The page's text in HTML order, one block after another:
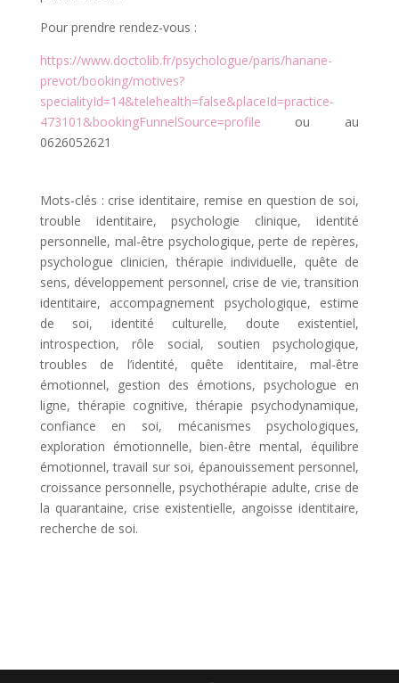
Pour prendre rendez-vous :
https://www.doctolib.fr/psychologue/paris/hanane-
prevot/booking/motives?
specialityId=14&telehealth=false&placeId=practice-
473101&bookingFunnelSource=profile ou au
0626052621
Mots-clés : crise identitaire, remise en question de soi,
trouble identitaire, psychologie clinique, identité
personnelle, mal-être psychologique, perte de repères,
psychologue clinicien, thérapie individuelle, quête de
sens, développement personnel, crise de vie, transition
identitaire, accompagnement psychologique, estime
de soi, identité culturelle, doute existentiel,
introspection, rôle social, soutien psychologique,
troubles de l’identité, quête identitaire, mal-être
émotionnel, gestion des émotions, psychologue en
ligne, thérapie cognitive, thérapie psychodynamique,
confiance en soi, mécanismes psychologiques,
exploration émotionnelle, bien-être mental, équilibre
émotionnel, travail sur soi, épanouissement personnel,
croissance personnelle, psychothérapie adulte, crise de
la quarantaine, crise existentielle, angoisse identitaire,
recherche de soi.